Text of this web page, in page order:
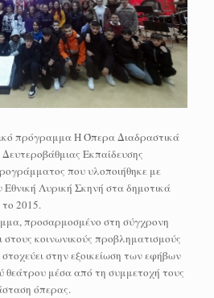
πρόγραμμα Η Όπερα Διαδραστικά
Εκπαίδευσης
που υλοποιήθηκε με
Εθνική Λυρική Σκηνή στα δημοτικά
2015.
προσαρμοσμένο στη σύγχρονη
κοινωνικούς προβληματισμούς
στην εξοικείωση των εφήβων
θεάτρου μέσα από τη συμμετοχή τους
όπερας.